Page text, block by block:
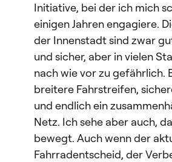
Initiative, bei der ich mich
einigen Jahren engagiere.
der Innenstadt sind zwar
und sicher, aber in vielen
nach wie vor zu gefährlich.
breitere Fahrstreifen,
und endlich ein
Netz. Ich sehe aber auch,
bewegt. Auch wenn der
Fahrradentscheid, der